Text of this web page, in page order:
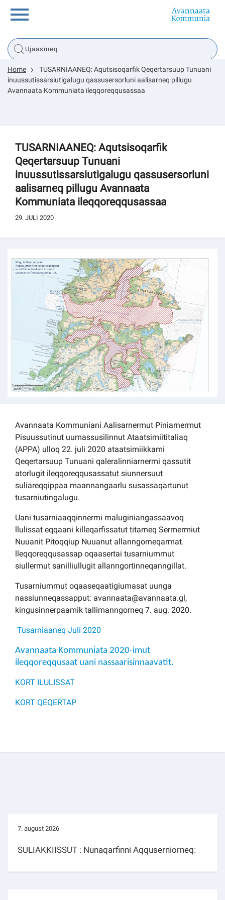
Innuttaasunut
Inuussutissarsiorneq
Tassaarsuaq
sullissivik.gl
Home
TUSARNIAANEQ: Aqutsisoqarfik Qeqertarsuup Tunuani
inuussutissarsiutigalugu qassusersorluni aalisarneq pillugu
Avannaata Kommuniata ileqqoreqqusassaa
TUSARNIAANEQ: Aqutsisoqarfik
Qeqertarsuup Tunuani
inuussutissarsiutigalugu qassusersorluni
aalisarneq pillugu Avannaata
Kommuniata ileqqoreqqusassaa
29. JULI 2020
Avannaata Kommuniani Aalisarnermut Piniarnermut
Pisuussutinut uumassusilinnut Ataatsimiititaliaq
(APPA) ulloq 22. juli 2020 ataatsimiikkami
Qeqertarsuup Tunuani qaleralinniarnermi qassutit
atorlugit ileqqoreqqusassatut siunnersuut
suliareqqippaa maannangaarlu susassaqartunut
tusarniutingalugu.
Uani tusarniaaqqinnermi maluginiangassaavoq
llulissat eqqaani killeqarfissatut titarneq Sermermiut
Nuuanit Pitoqqiup Nuuanut allanngorneqarmat.
lleqqoreqqusassap oqaasertai tusarniummut
siullermut sanilliullugit allanngortinneqanngillat.
Tusarniummut oqaaseqaatigiumasat uunga
nassiunneqassapput: avannaata@avannaata.gl,
kingusinnerpaamik tallimanngorneq 7. aug. 2020.
Tusarniaaneq Juli 2020
Avannaata Kommuniata 2020-imut
ileqqoreqqusaat uani nassaarisinnaavatit.
KORT ILULISSAT
KORT QEQERTAP
7. august 2026
SULIAKKIISSUT : Nunaqarfinni Aqquserniorneq: